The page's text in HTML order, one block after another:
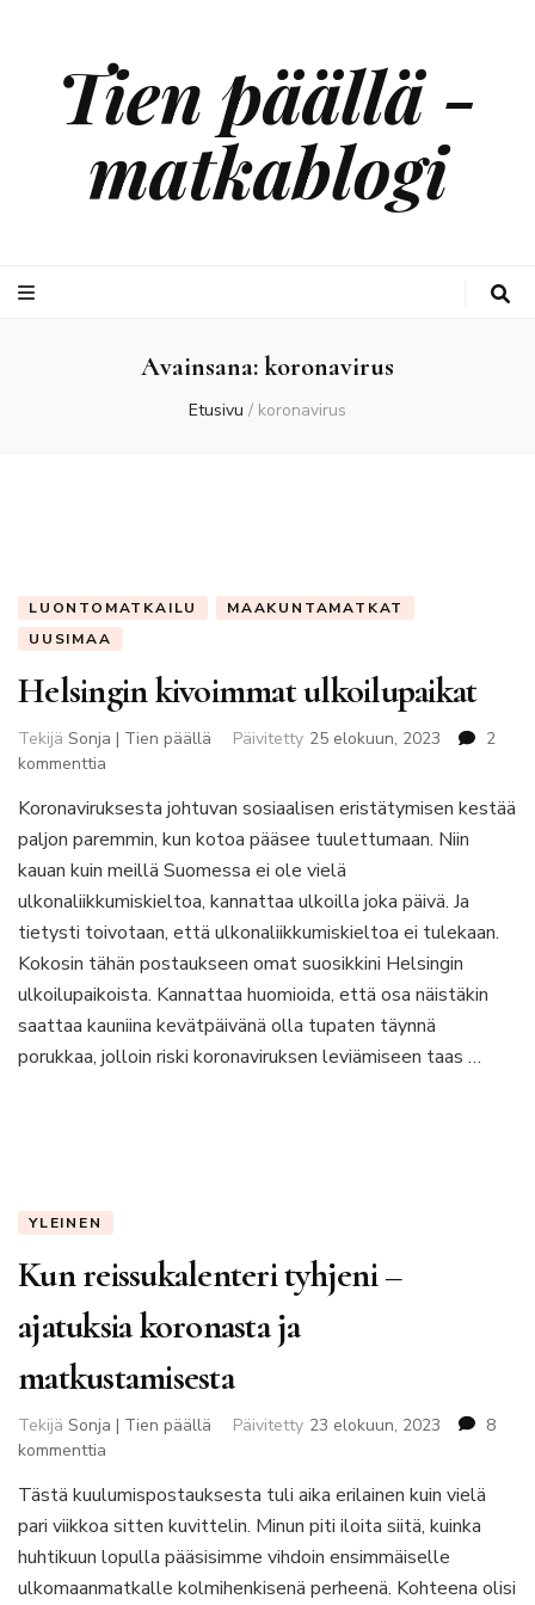
Tien päällä -
matkablogi
Avainsana:koronavirus
Etusivu / koronavirus
LUONTOMATKAILU
MAAKUNTAMATKAT
UUSIMAA
Helsingin kivoimmat ulkoilupaikat
Tekijä Sonja | Tien päällä Päivitetty 25 elokuun, 2023
2
kommenttia
kivoimmat
ulkoilupaikat
Koronaviruksesta johtuvan sosiaalisen eristätymisen kestää
paljon paremmin, kun kotoa pääsee tuulettumaan. Niin
kauan kuin meillä Suomessa ei ole vielä
ulkonaliikkumiskieltoa, kannattaa ulkoilla joka päivä. Ja
tietysti toivotaan, että ulkonaliikkumiskieltoa ei tulekaan.
Kokosin tähän postaukseen omat suosikkini Helsingin
ulkoilupaikoista. Kannattaa huomioida, että osa näistäkin
saattaa kauniina kevätpäivänä olla tupaten täynnä
porukkaa, jolloin riski koronaviruksen leviämiseen taas …
YLEINEN
Kun reissukalenteri tyhjeni –
ajatuksia koronasta ja
matkustamisesta
Tekijä Sonja | Tien päällä Päivitetty 23 elokuun, 2023
8
kommenttia
reissukalenteri
tyhjeni
–
ajatuksia
koronasta
Tästä kuulumispostauksesta tuli aika erilainen kuin vielä
pari viikkoa sitten kuvittelin. Minun piti iloita siitä, kuinka
huhtikuun lopulla pääsisimme vihdoin ensimmäiselle
ulkomaanmatkalle kolmihenkisenä perheenä. Kohteena olisi